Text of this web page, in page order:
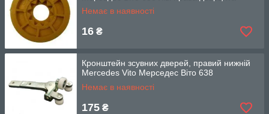
Немає в наявності
16 ₴
Кронштейн зсувних дверей, правий нижній
Mercedes Vito Мерседес Віто 638
Немає в наявності
175 ₴